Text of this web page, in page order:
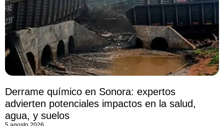
Derrame químico en Sonora: expertos
advierten potenciales impactos en la salud,
agua, y suelos